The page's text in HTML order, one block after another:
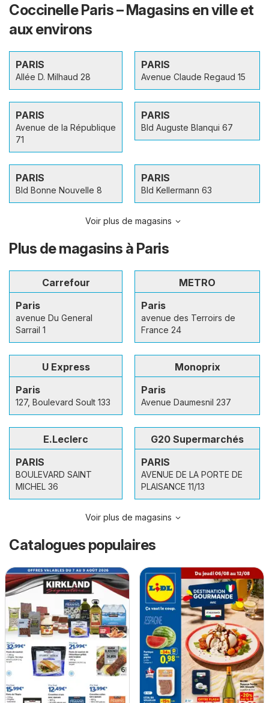
Coccinelle Paris – Magasins en ville et
aux environs
PARIS
Allée D. Milhaud 28
PARIS
Avenue Claude Regaud 15
PARIS
Avenue de la République
71
PARIS
Bld Auguste Blanqui 67
PARIS
Bld Bonne Nouvelle 8
PARIS
Bld Kellermann 63
Voir plus de magasins
Plus de magasins à Paris
Carrefour
Paris
avenue Du General
Sarrail 1
METRO
Paris
avenue des Terroirs de
France 24
U Express
Paris
127, Boulevard Soult 133
Monoprix
Paris
Avenue Daumesnil 237
E.Leclerc
PARIS
BOULEVARD SAINT
MICHEL 36
G20 Supermarchés
PARIS
AVENUE DE LA PORTE DE
PLAISANCE 11/13
Voir plus de magasins
Catalogues populaires